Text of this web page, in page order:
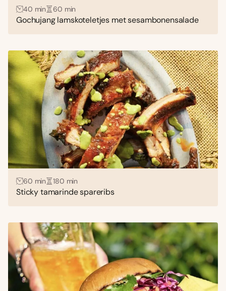
40 min 60 min
Gochujang lamskoteletjes met sesambonensalade
60 min 180 min
Sticky tamarinde spareribs